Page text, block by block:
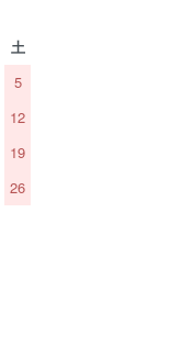
土
5
12
19
26